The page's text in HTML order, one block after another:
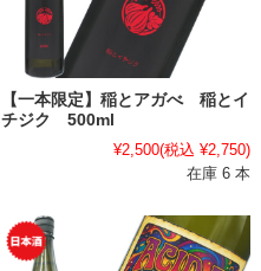
【一本限定】稲とアガべ 稲とイ
チジク 500ml
¥2,500(税込 ¥2,750)
在庫 6 本